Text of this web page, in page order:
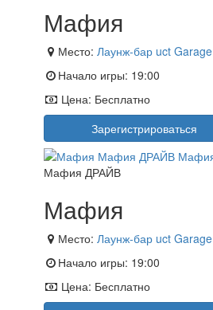
Мафия
Место: Лаунж-бар uct Garage
Начало игры: 19:00
Цена: Бесплатно
Зарегистрироваться
Мафия ДРАЙВ
Мафия
Место: Лаунж-бар uct Garage
Начало игры: 19:00
Цена: Бесплатно